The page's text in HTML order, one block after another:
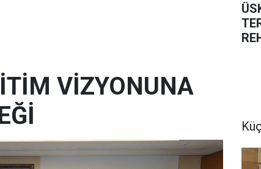
VİZYONUNA